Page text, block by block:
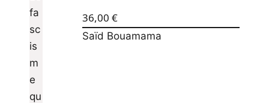
36,00 €
Saïd Bouamama